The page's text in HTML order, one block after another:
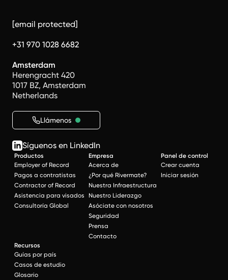
[email protected]
+31 970 1028 6682
Amsterdam
Herengracht 420
1017 BZ, Amsterdam
Netherlands
Llámenos
Síguenos en LinkedIn
Productos
Employer of Record
Pagos a contratistas
Contractor of Record
Asistencia para visados
Consultoría Global
Empresa
Acerca de
¿Por qué Rivermate?
Nuestra Infraestructura
Nuestro Liderazgo
Asóciate con nosotros
Seguridad
Prensa
Contacto
Panel de control
Crear cuenta
Iniciar sesión
Recursos
Guías por país
Casos de estudio
Glosario